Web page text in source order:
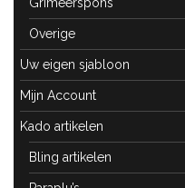
Overige
Uw eigen sjabloon
Mijn Account
Kado artikelen
Bling artikelen